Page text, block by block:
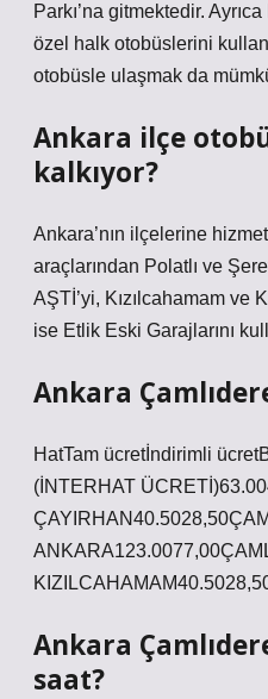
Parkı’na gitmektedir.
özel halk otobüslerini
otobüsle ulaşmak da
Ankara ilçe
kalkıyor?
Ankara’nın ilçelerine
araçlarından Polatlı ve
AŞTİ’yi, Kızılcahamam ve
ise Etlik Eski Garajlarını
Ankara
HatTam ücretİndirimli
(İNTERHAT
Ankara
saat?